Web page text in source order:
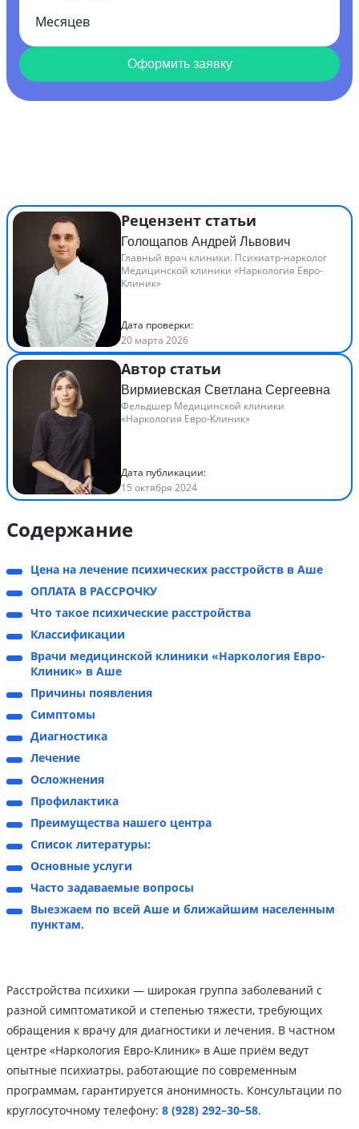
Месяцев
Оформить заявку
Рецензент статьи
Голощапов Андрей Львович
Главный врач клиники. Психиатр-нарколог
Медицинской клиники «Наркология Евро-
Клиник»
Дата проверки:
20 марта 2026
Автор статьи
Вирмиевская Светлана Сергеевна
Фельдшер Медицинской клиники
«Наркология Евро-Клиник»
Дата публикации:
15 октября 2024
Содержание
Цена на лечение психических расстройств в Аше
ОПЛАТА В РАССРОЧКУ
Что такое психические расстройства
Классификации
Врачи медицинской клиники «Наркология Евро-
Клиник» в Аше
Причины появления
Симптомы
Диагностика
Лечение
Осложнения
Профилактика
Преимущества нашего центра
Список литературы:
Основные услуги
Часто задаваемые вопросы
Выезжаем по всей Аше и ближайшим населенным
пунктам.
Расстройства психики — широкая группа заболеваний с
разной симптоматикой и степенью тяжести, требующих
обращения к врачу для диагностики и лечения. В частном
центре «Наркология Евро-Клиник» в Аше приём ведут
опытные психиатры, работающие по современным
программам, гарантируется анонимность. Консультации по
круглосуточному телефону: 8 (928) 292–30–58.